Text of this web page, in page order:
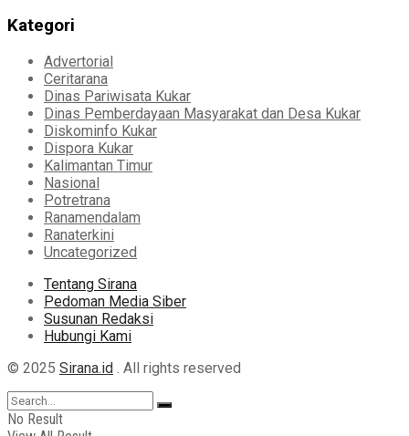
Kategori
Advertorial
Ceritarana
Dinas Pariwisata Kukar
Dinas Pemberdayaan Masyarakat dan Desa Kukar
Diskominfo Kukar
Dispora Kukar
Kalimantan Timur
Nasional
Potretrana
Ranamendalam
Ranaterkini
Uncategorized
Tentang Sirana
Pedoman Media Siber
Susunan Redaksi
Hubungi Kami
© 2025 Sirana.id . All rights reserved
No Result